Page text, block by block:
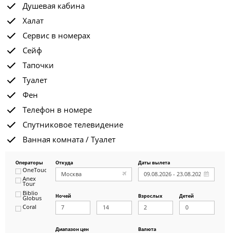
Душевая кабина
Халат
Сервис в номерах
Сейф
Тапочки
Туалет
Фен
Телефон в номере
Спутниковое телевидение
Ванная комната / Туалет
Операторы
OneTouch&Travel
Anex
Tour
Biblio
Globus
Coral
Откуда Даты вылета
Ночей Взрослых Детей
Диапазон цен
Валюта